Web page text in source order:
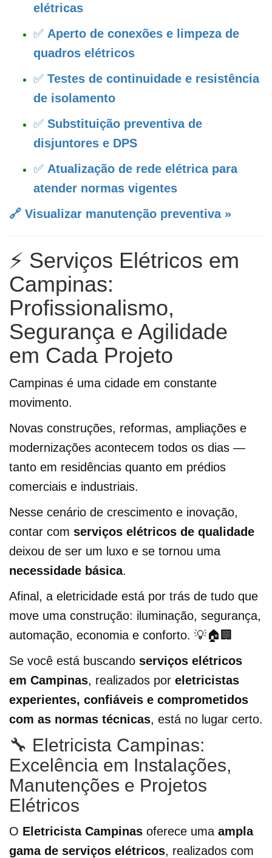
elétricas
✅ Aperto de conexões e limpeza de
quadros elétricos
✅ Testes de continuidade e resistência
de isolamento
✅ Substituição preventiva de
disjuntores e DPS
✅ Atualização de rede elétrica para
atender normas vigentes
🔗 Visualizar manutenção preventiva »
⚡ Serviços Elétricos em
Campinas:
Profissionalismo,
Segurança e Agilidade
em Cada Projeto
Campinas é uma cidade em constante
movimento.
Novas construções, reformas, ampliações e
modernizações acontecem todos os dias —
tanto em residências quanto em prédios
comerciais e industriais.
Nesse cenário de crescimento e inovação,
contar com serviços elétricos de qualidade
deixou de ser um luxo e se tornou uma
necessidade básica.
Afinal, a eletricidade está por trás de tudo que
move uma construção: iluminação, segurança,
automação, economia e conforto. 💡🏠🏢
Se você está buscando serviços elétricos
em Campinas, realizados por eletricistas
experientes, confiáveis e comprometidos
com as normas técnicas, está no lugar certo.
🔧 Eletricista Campinas:
Excelência em Instalações,
Manutenções e Projetos
Elétricos
O Eletricista Campinas oferece uma ampla
gama de serviços elétricos, realizados com